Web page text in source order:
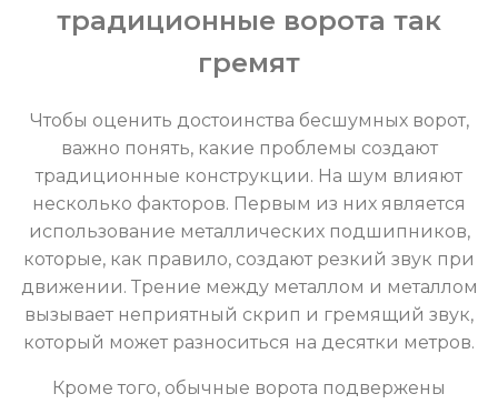
традиционные ворота так
гремят
Чтобы оценить достоинства бесшумных ворот,
важно понять, какие проблемы создают
традиционные конструкции. На шум влияют
несколько факторов. Первым из них является
использование металлических подшипников,
которые, как правило, создают резкий звук при
движении. Трение между металлом и металлом
вызывает неприятный скрип и гремящий звук,
который может разноситься на десятки метров.
Кроме того, обычные ворота подвержены